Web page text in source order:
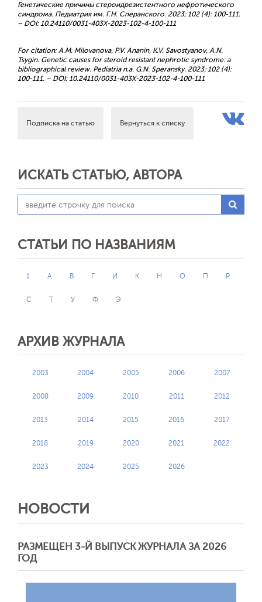
Генетические причины стероидрезистентного нефротического
синдрома. Педиатрия им. Г.Н. Сперанского. 2023; 102 (4): 100-111.
– DOI: 10.24110/0031-403X-2023-102-4-100-111
For citation: A.M. Milovanova, P.V. Ananin, K.V. Savostyanov, A.N.
Tsygin. Genetic causes for steroid resistant nephrotic syndrome: a
bibliographical review. Pediatria n.a. G.N. Speransky. 2023; 102 (4):
100-111. – DOI: 10.24110/0031-403X-2023-102-4-100-111
Подписка на статью Вернуться к списку
ИСКАТЬ СТАТЬЮ, АВТОРА
СТАТЬИ ПО НАЗВАНИЯМ
1 А В Г И К Н О П Р
С Т У Ф Э
АРХИВ ЖУРНАЛА
2003 2004 2005 2006 2007
2008 2009 2010 2011 2012
2013 2014 2015 2016 2017
2018 2019 2020 2021 2022
2023 2024 2025 2026
НОВОСТИ
РАЗМЕЩЕН 3-Й ВЫПУСК ЖУРНАЛА ЗА 2026
ГОД